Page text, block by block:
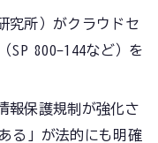
究所）がクラウドセ
SP 800-144など）を
報保護規制が強化さ
る」が法的にも明確